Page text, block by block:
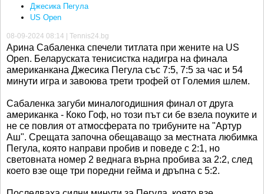
Джесика Пегула
US Open
08-09-2024 08:14 | Tennis24.bg
Арина Сабаленка спечели титлата при жените на US
Open. Беларуската тенисистка надигра на финала
американкана Джесика Пегула със 7:5, 7:5 за час и 54
минути игра и завоюва трети трофей от Големия шлем.
Сабаленка загуби миналогодишния финал от друга
американка - Коко Гоф, но този път си бе взела поуките и
не се повлия от атмосферата по трибуните на "Артур
Аш". Срещата започна обещаващо за местната любимка
Пегула, която направи пробив и поведе с 2:1, но
световната номер 2 веднага върна пробива за 2:2, след
което взе още три поредни гейма и дръпна с 5:2.